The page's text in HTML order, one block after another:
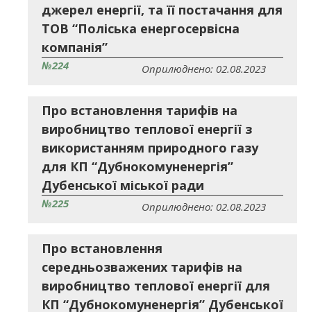
джерел енергії, та її постачання для
ТОВ “Поліська енергосервісна
компанія”
№224 Оприлюднено: 02.08.2023
Про встановлення тарифів на
виробництво теплової енергії з
використанням природного газу
для КП “Дубнокомуненергія”
Дубенської міської ради
№225 Оприлюднено: 02.08.2023
Про встановлення
середньозважених тарифів на
виробництво теплової енергії для
КП “Дубнокомуненергія” Дубенської